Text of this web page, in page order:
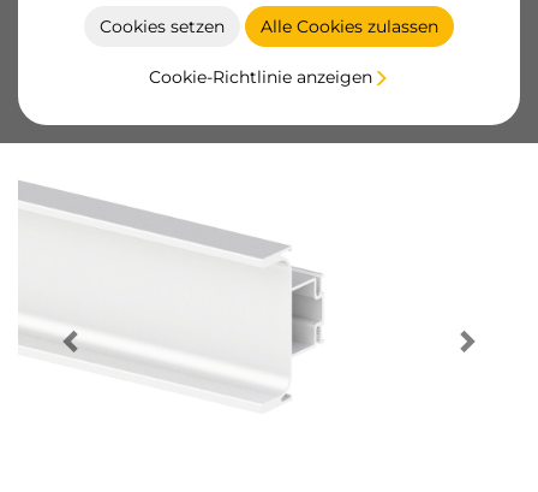
Cookies setzen Alle Cookies zulassen
Cookie-Richtlinie anzeigen